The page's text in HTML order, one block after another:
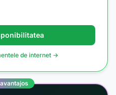
de internet →